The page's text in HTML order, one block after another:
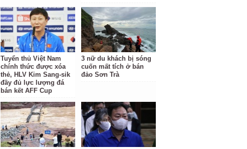
Tuyển thủ Việt Nam
chính thức được xóa
thẻ, HLV Kim Sang-sik
đầy đủ lực lượng đá
bán kết AFF Cup
3 nữ du khách bị sóng
cuốn mất tích ở bán
đảo Sơn Trà